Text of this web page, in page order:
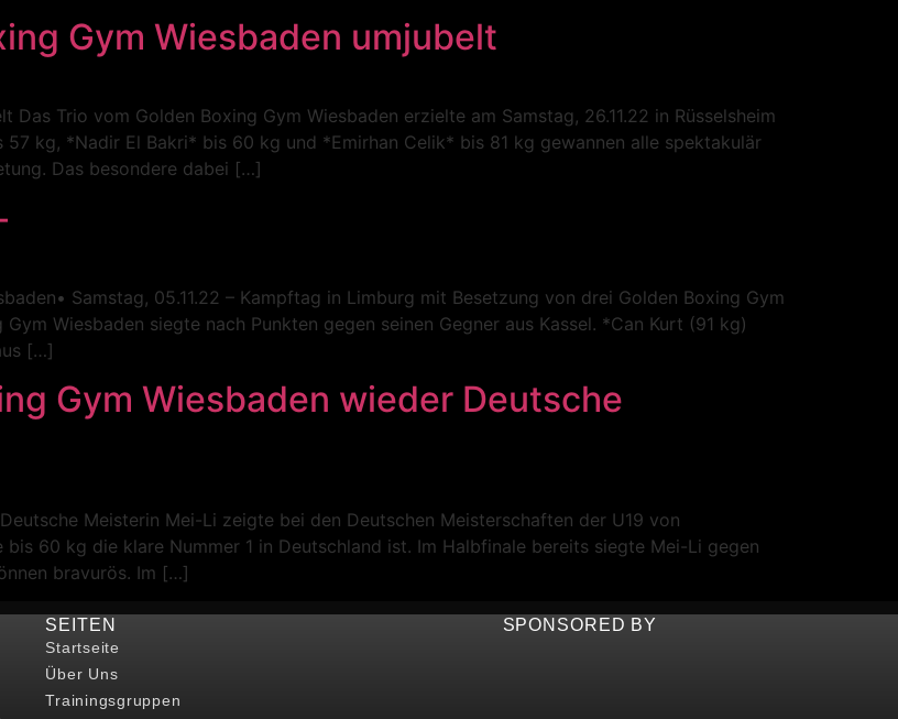
Gym Wiesbaden umjubelt
Trio vom Golden Boxing Gym Wiesbaden erzielte am Samstag, 26.11.22 in Rüsselsheim
kg, *Nadir El Bakri* bis 60 kg und *Emirhan Celik* bis 81 kg gewannen alle spektakulär
Das besondere dabei […]
Samstag, 05.11.22 – Kampftag in Limburg mit Besetzung von drei Golden Boxing Gym
Wiesbaden siegte nach Punkten gegen seinen Gegner aus Kassel. *Can Kurt (91 kg)
[…]
Gym Wiesbaden wieder Deutsche
Meisterin Mei-Li zeigte bei den Deutschen Meisterschaften der U19 von
bis 60 kg die klare Nummer 1 in Deutschland ist. Im Halbfinale bereits siegte Mei-Li gegen
bravurös. Im […]
SEITEN
Startseite
Über Uns
Trainingsgruppen
SPONSORED BY